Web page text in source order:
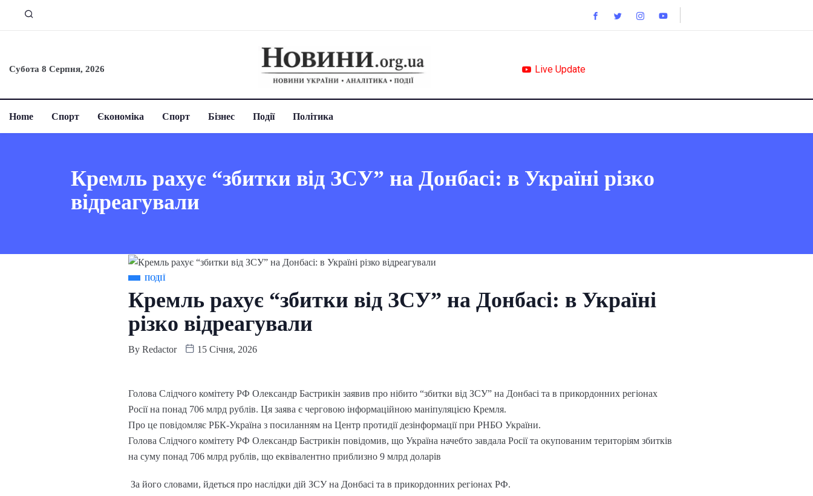
Субота 8 Серпня, 2026 Live Update
Home Спорт Єкономіка Спорт Бізнес Події Політика
Кремль рахує “збитки від ЗСУ” на Донбасі: в Україні різко
відреагували
ПОДІЇ
Кремль рахує “збитки від ЗСУ” на Донбасі: в Україні
різко відреагували
By Redactor 15 Січня, 2026
Голова Слідчого комітету РФ Олександр Бастрикін заявив про нібито “збитки від ЗСУ” на Донбасі та в прикордонних регіонах
Росії на понад 706 млрд рублів. Ця заява є черговою інформаційною маніпуляцією Кремля.
Про це повідомляє РБК-Україна з посиланням на Центр протидії дезінформації при РНБО України.
Голова Слідчого комітету РФ Олександр Бастрикін повідомив, що Україна начебто завдала Росії та окупованим територіям збитків
на суму понад 706 млрд рублів, що еквівалентно приблизно 9 млрд доларів
За його словами, йдеться про наслідки дій ЗСУ на Донбасі та в прикордонних регіонах РФ.